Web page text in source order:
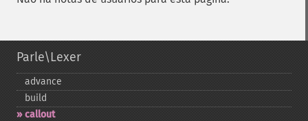
Parle\Lexer
advance
build
callout